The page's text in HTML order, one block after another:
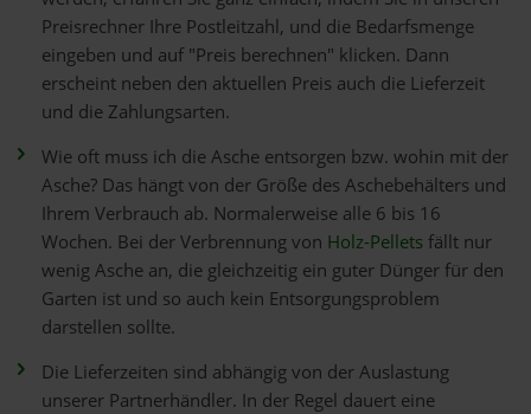
Preisrechner Ihre Postleitzahl, und die Bedarfsmenge
eingeben und auf "Preis berechnen" klicken. Dann
erscheint neben den aktuellen Preis auch die Lieferzeit
und die Zahlungsarten.
Wie oft muss ich die Asche entsorgen bzw. wohin mit der
Asche? Das hängt von der Größe des Aschebehälters und
Ihrem Verbrauch ab. Normalerweise alle 6 bis 16
Wochen. Bei der Verbrennung von Holz-Pelletsfällt nur
wenig Asche an, die gleichzeitig ein guter Dünger für den
Garten ist und so auch kein Entsorgungsproblem
darstellen sollte.
Die Lieferzeiten sind abhängig von der Auslastung
unserer Partnerhändler. In der Regel dauert eine